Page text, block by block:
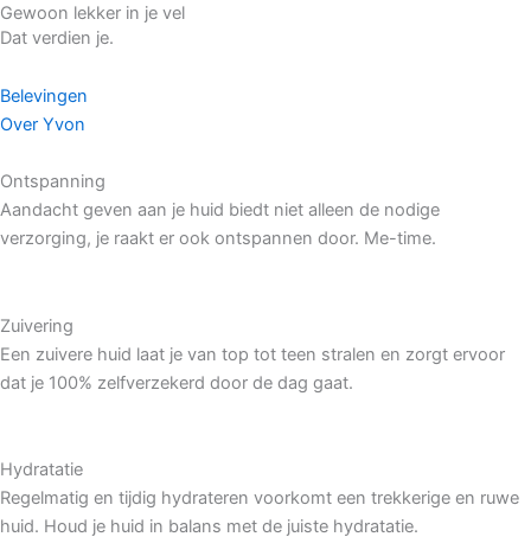
Gewoon lekker in je vel
Dat verdien je.
Belevingen
Over Yvon
Ontspanning
Aandacht geven aan je huid biedt niet alleen de nodige
verzorging, je raakt er ook ontspannen door. Me-time.
Zuivering
Een zuivere huid laat je van top tot teen stralen en zorgt ervoor
dat je 100% zelfverzekerd door de dag gaat.
Hydratatie
Regelmatig en tijdig hydrateren voorkomt een trekkerige en ruwe
huid. Houd je huid in balans met de juiste hydratatie.